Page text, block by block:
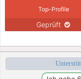
Top-Profile
Geprüft